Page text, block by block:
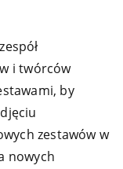
i twórców
by
zestawów w
nowych